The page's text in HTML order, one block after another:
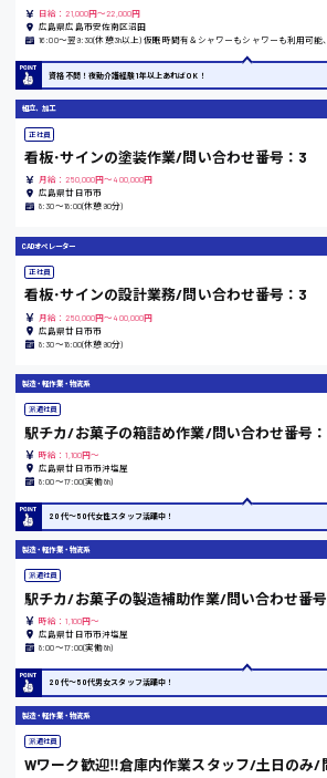
製造・軽作業・物流系
組立、加工
検品・包装・箱詰め
ピッキング・仕分け
軽作業
フォークリフト
介護・医療系
医師
看護助手
看護師
オフィスワーク系
貿易事務
データ入力
コールセンターオペレーター
一般事務
総務事務
経理事務
営業事務
受付事務
医療事務
IT・クリエイティブ系
DTPオペレーター
CADオペレーター
WEBデザイナー
校正・編集
システムエンジニア
プログラマー
カスタマーエンジニア
販売・サービス・フード系
経営企画
広島市中区
広島市東区
広島市南区
広島市西区
広島市佐伯区
広島市安佐南区
広島市安佐北区
時給1200円～
時給1300円～
時給1400円～
時給1500円以上
時給制すべて
日給：21,000円～22,000円
広島県広島市安佐南区沼田
資格不問！夜勤介護経験1年以上あればOK！
組立、加工
正社員
看板･サインの塗装作業/問い合わせ番号：3
月給：250,000円～400,000円
広島県廿日市市
8:30～18:00(休憩90分)
CADオペレーター
正社員
看板･サインの設計業務/問い合わせ番号：3
月給：250,000円～400,000円
広島県廿日市市
8:30～18:00(休憩90分)
製造・軽作業・物流系
派遣社員
駅チカ/お菓子の箱詰め作業/問い合わせ番号
時給：1,100円～
広島県廿日市市沖塩屋
8:00〜17:00(実働8h)
20代〜50代女性スタッフ活躍中！
製造・軽作業・物流系
派遣社員
駅チカ/お菓子の製造補助作業/問い合わせ番
時給：1,100円～
広島県廿日市市沖塩屋
8:00〜17:00(実働8h)
20代〜50代男女スタッフ活躍中！
製造・軽作業・物流系
派遣社員
Wワーク歓迎‼倉庫内作業スタッフ/土日のみ/